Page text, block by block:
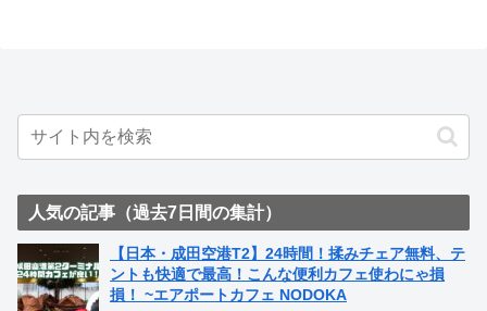
人気の記事（過去7日間の集計）
【日本・成田空港T2】24時間！揉みチェア無料、テ
ントも快適で最高！こんな便利カフェ使わにゃ損
損！ ~エアポートカフェ NODOKA